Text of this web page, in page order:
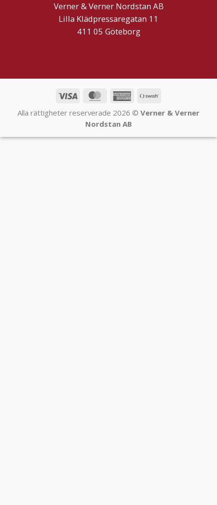
Verner & Verner Nordstan AB
Lilla Klädpressaregatan 11
411 05 Göteborg
Visa MasterCardAmericanSwish
Alla rättigheter reserverade 2026 © Verner & Verner
Nordstan AB